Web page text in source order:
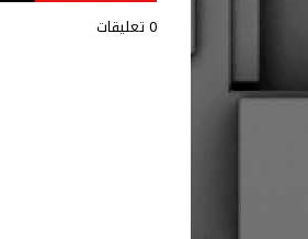
0 تعليقات